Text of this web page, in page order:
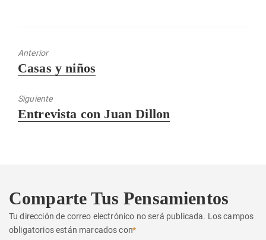
Anterior
Entrada
Casas y niños
Siguiente
Entrada
Entrevista con Juan Dillon
Comparte Tus Pensamientos
Tu dirección de correo electrónico no será publicada. Los campos
obligatorios están marcados con*